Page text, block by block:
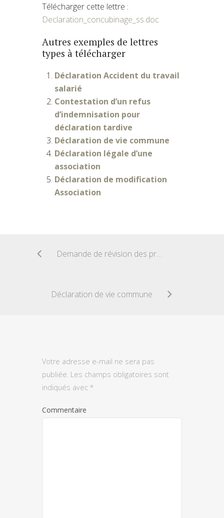
Télécharger cette lettre :
Declaration_concubinage_ss.doc
Autres exemples de lettres
types à télécharger
Déclaration Accident du travail
salarié
Contestation d’un refus
d’indemnisation pour
déclaration tardive
Déclaration de vie commune
Déclaration légale d’une
association
Déclaration de modification
Association
Demande de révision des prestations compensatoires
Déclaration de vie commune
Votre adresse e-mail ne sera pas
publiée. Les champs obligatoires sont
indiqués avec *
Commentaire